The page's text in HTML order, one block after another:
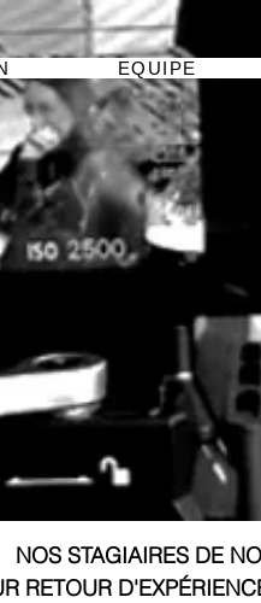
EQUIPE
NOS STAGIAIRES DE
RETOUR